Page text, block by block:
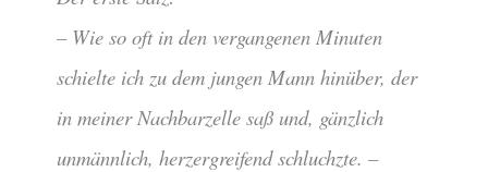
– Wie so oft in den vergangenen Minuten
schielte ich zu dem jungen Mann hinüber, der
in meiner Nachbarzelle saß und, gänzlich
unmännlich, herzergreifend schluchzte. –